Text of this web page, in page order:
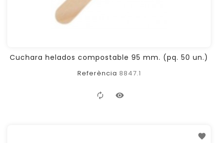
Cuchara helados compostable 95 mm. (pq. 50 un.)
Referència 8847.1